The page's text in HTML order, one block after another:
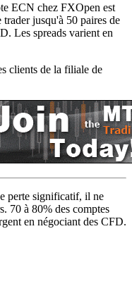
ECN chez FXOpen est
jusqu'à 50 paires de
Les spreads varient en
clients de la filiale de
perte significatif, il ne
70 à 80% des comptes
en négociant des CFD.